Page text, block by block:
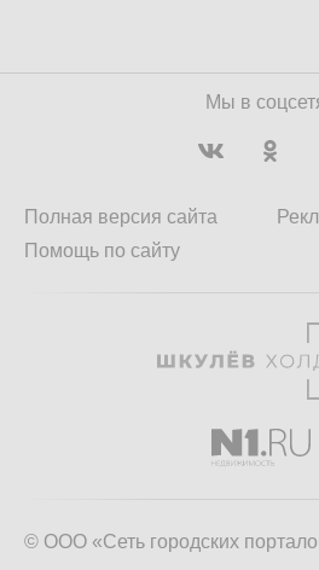
Мы в
Полная версия сайта
Помощь по сайту
© ООО «Сеть городских